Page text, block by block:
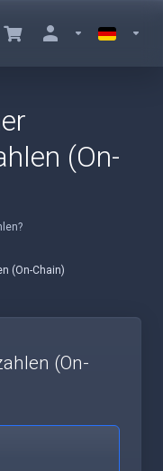
(On-
(On-Chain)
(On-